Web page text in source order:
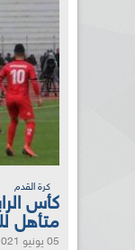
كرة القدم
كأس
متأهل
05 يونيو 2021